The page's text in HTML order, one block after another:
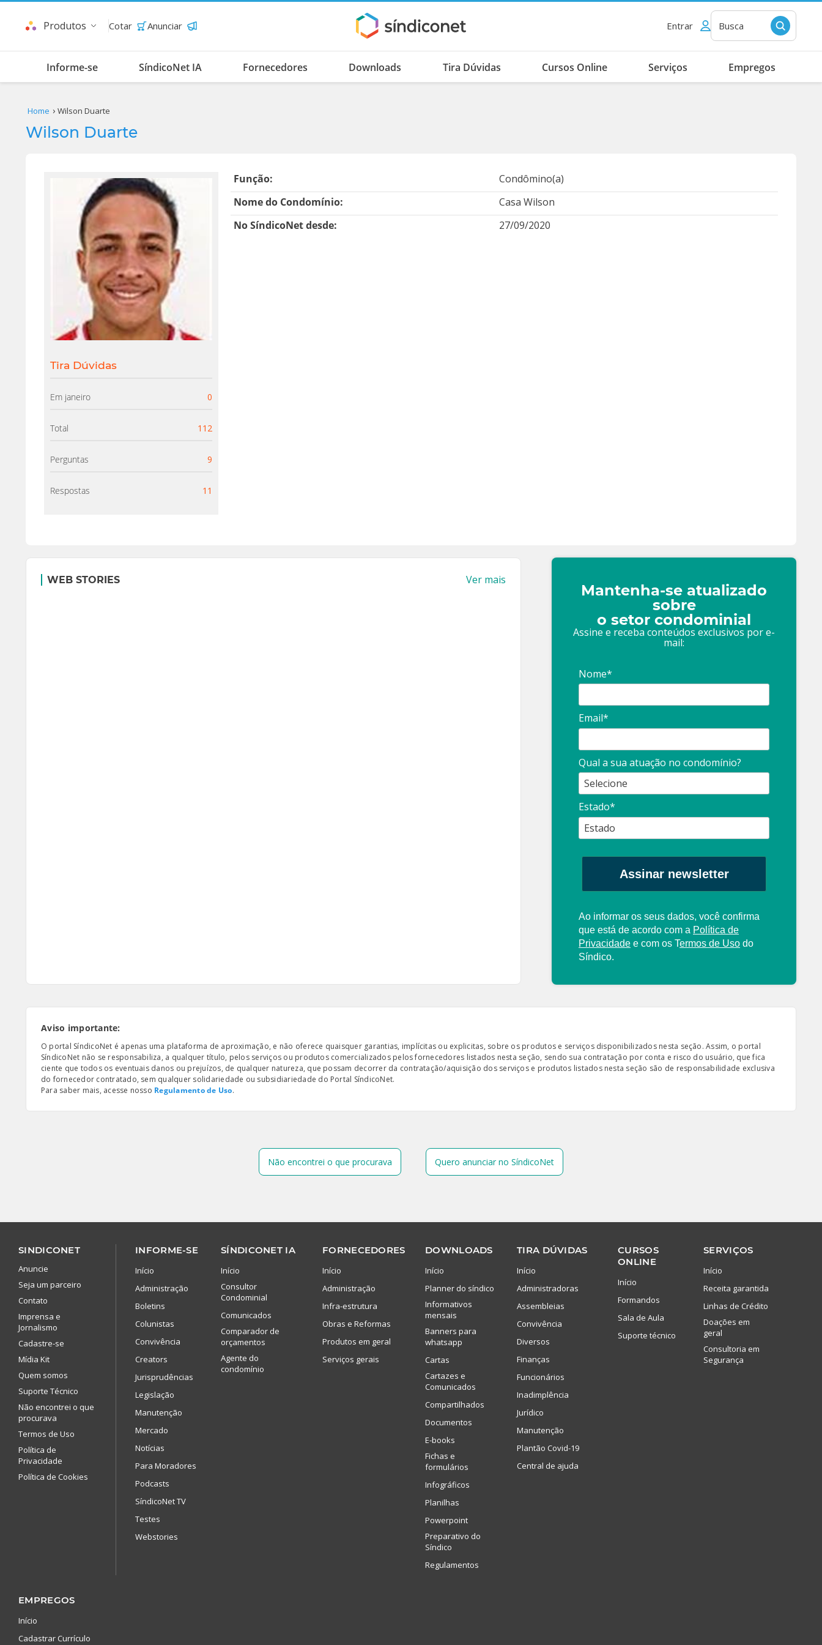
Produtos Cotar Anunciar Entrar Busca
Informe-se SíndicoNet IA Fornecedores Downloads Tira Dúvidas Cursos Online Serviços Empregos
Home Wilson Duarte
Wilson Duarte
Tira Dúvidas
Em janeiro 0
Total 112
Perguntas 9
Respostas 11
Função:
Condômino(a)
Nome do Condomínio:
Casa Wilson
No SíndicoNet desde:
27/09/2020
WEB STORIES Ver mais
Mantenha-se atualizado
sobre
o setor condominial
Assine e receba conteúdos exclusivos por e-
mail:
Nome*
Email*
Qual a sua atuação no condomínio?
Estado*
Assinar newsletter
Ao informar os seus dados, você confirma
que está de acordo com a Política de
Privacidade e com os Termos de Uso do
Síndico.
Aviso importante:
O portal SíndicoNet é apenas uma plataforma de aproximação, e não oferece quaisquer garantias, implícitas ou explicitas, sobre os produtos e serviços disponibilizados nesta seção. Assim, o portal
SíndicoNet não se responsabiliza, a qualquer título, pelos serviços ou produtos comercializados pelos fornecedores listados nesta seção, sendo sua contratação por conta e risco do usuário, que fica
ciente que todos os eventuais danos ou prejuízos, de qualquer natureza, que possam decorrer da contratação/aquisição dos serviços e produtos listados nesta seção são de responsabilidade exclusiva
do fornecedor contratado, sem qualquer solidariedade ou subsidiariedade do Portal SíndicoNet.
Para saber mais, acesse nosso Regulamento de Uso.
Não encontrei o que procurava Quero anunciar no SíndicoNet
SINDICONET
Anuncie
Seja um parceiro
Contato
Imprensa e
Jornalismo
Cadastre-se
Mídia Kit
Quem somos
Suporte Técnico
Não encontrei o que
procurava
Termos de Uso
Política de
Privacidade
Política de Cookies
INFORME-SE
Início
Administração
Boletins
Colunistas
Convivência
Creators
Jurisprudências
Legislação
Manutenção
Mercado
Notícias
Para Moradores
Podcasts
SíndicoNet TV
Testes
Webstories
SÍNDICONET IA
Início
Consultor
Condominial
Comunicados
Comparador de
orçamentos
Agente do
condomínio
FORNECEDORES
Início
Administração
Infra-estrutura
Obras e Reformas
Produtos em geral
Serviços gerais
DOWNLOADS
Início
Planner do síndico
Informativos
mensais
Banners para
whatsapp
Cartas
Cartazes e
Comunicados
Compartilhados
Documentos
E-books
Fichas e
formulários
Infográficos
Planilhas
Powerpoint
Preparativo do
Síndico
Regulamentos
TIRA DÚVIDAS
Início
Administradoras
Assembleias
Convivência
Diversos
Finanças
Funcionários
Inadimplência
Jurídico
Manutenção
Plantão Covid-19
Central de ajuda
CURSOS
ONLINE
Início
Formandos
Sala de Aula
Suporte técnico
SERVIÇOS
Início
Receita garantida
Linhas de Crédito
Doações em
geral
Consultoria em
Segurança
EMPREGOS
Início
Cadastrar Currículo